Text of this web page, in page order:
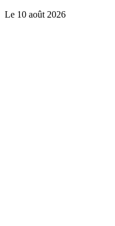
Le 10 août 2026